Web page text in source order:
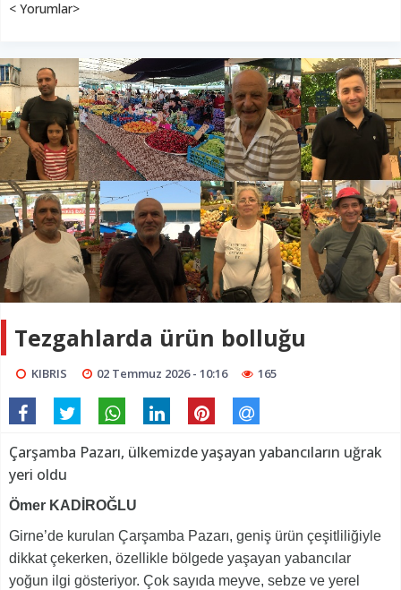
< Yorumlar>
Tezgahlarda ürün bolluğu
KIBRIS 02 Temmuz 2026 - 10:16 165
Çarşamba Pazarı, ülkemizde yaşayan yabancıların uğrak
yeri oldu
Ömer KADİROĞLU
Girne’de kurulan Çarşamba Pazarı, geniş ürün çeşitliliğiyle
dikkat çekerken, özellikle bölgede yaşayan yabancılar
yoğun ilgi gösteriyor. Çok sayıda meyve, sebze ve yerel